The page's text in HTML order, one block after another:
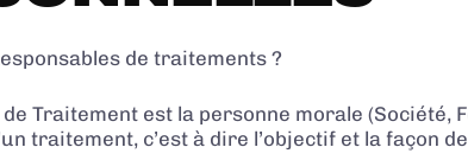
de traitements ?
de Traitement est la personne morale
traitement, c’est à dire l’objectif et la façon